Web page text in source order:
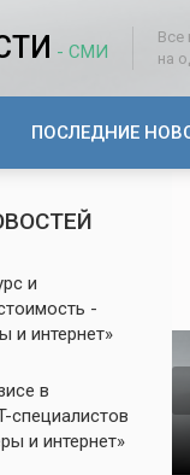
- СМИ
Все
на
ПОСЛЕДНИЕ
и
-
и интернет»
в
специалистов
и интернет»